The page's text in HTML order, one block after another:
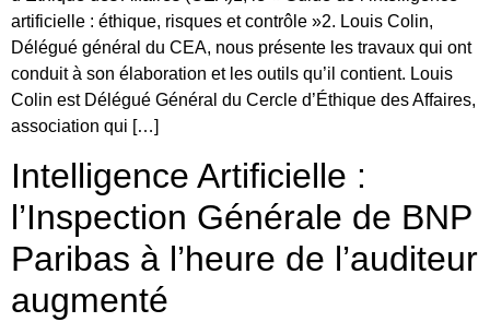
artificielle : éthique, risques et contrôle »2. Louis Colin,
Délégué général du CEA, nous présente les travaux qui ont
conduit à son élaboration et les outils qu’il contient. Louis
Colin est Délégué Général du Cercle d’Éthique des Affaires,
association qui […]
Intelligence Artificielle :
l’Inspection Générale de BNP
Paribas à l’heure de l’auditeur
augmenté